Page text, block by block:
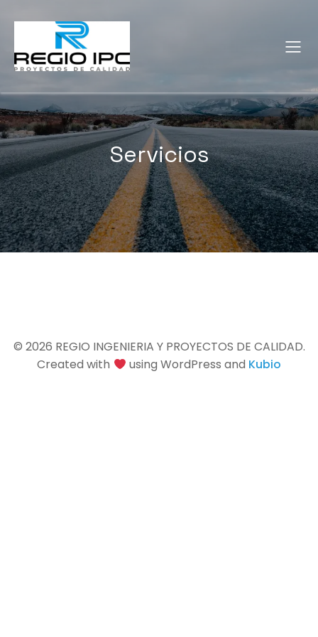
Servicios
© 2026 REGIO INGENIERIA Y PROYECTOS DE CALIDAD.
Created with
using WordPress and Kubio